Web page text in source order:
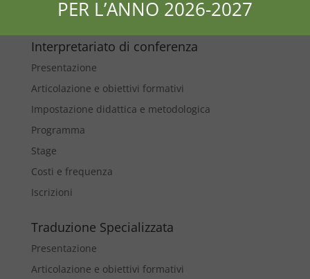
Contatti
Interpretariato di conferenza
Presentazione
Articolazione e obiettivi formativi
Impostazione didattica e metodologica
Programma
Stage
Costi e frequenza
Iscrizioni
Traduzione Specializzata
Presentazione
Articolazione e obiettivi formativi
PER L’ANNO 2026-2027